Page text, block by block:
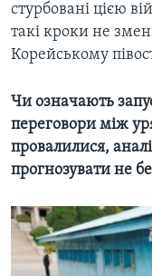
стурбовані цією
такі кроки не
Корейському
Чи означають
переговори між
провалилися,
прогнозувати не